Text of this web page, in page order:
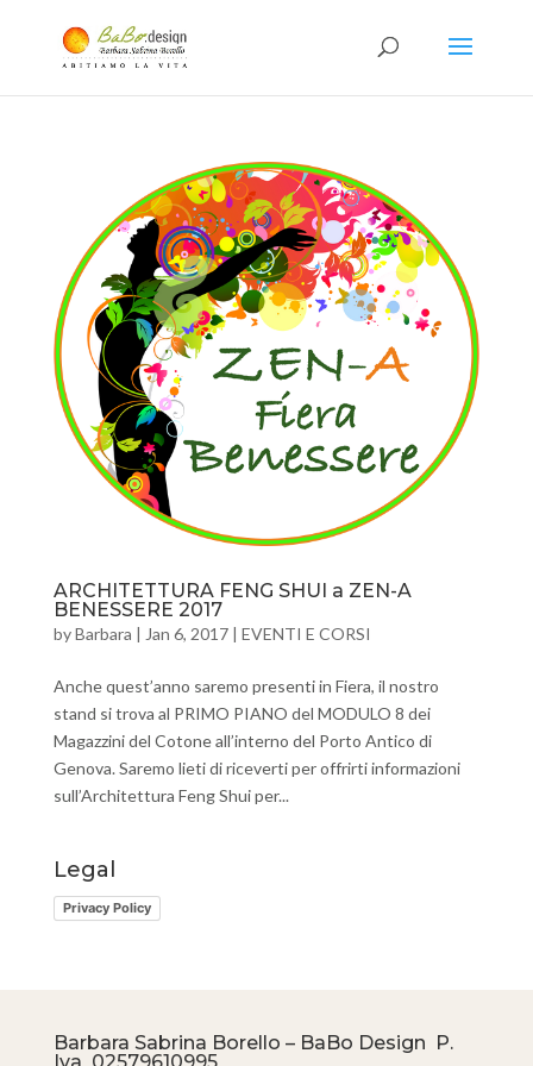
ARCHITETTURA FENG SHUI a ZEN-A
BENESSERE 2017
byBarbara | Jan 6, 2017| EVENTI E CORSI
Anche quest’anno saremo presenti in Fiera, il nostro
stand si trova al PRIMO PIANO del MODULO 8 dei
Magazzini del Cotone all’interno del Porto Antico di
Genova. Saremo lieti di riceverti per offrirti informazioni
sull’Architettura Feng Shui per...
Legal
Privacy Policy
Barbara Sabrina Borello – BaBo Design P.